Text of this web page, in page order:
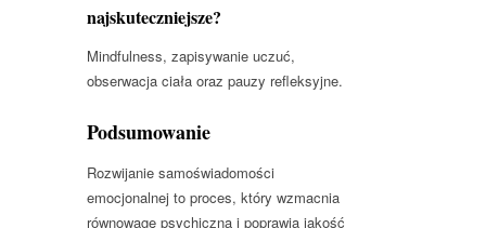
najskuteczniejsze?
Mindfulness, zapisywanie uczuć,
obserwacja ciała oraz pauzy refleksyjne.
Podsumowanie
Rozwijanie samoświadomości
emocjonalnej to proces, który wzmacnia
równowagę psychiczną i poprawia jakość